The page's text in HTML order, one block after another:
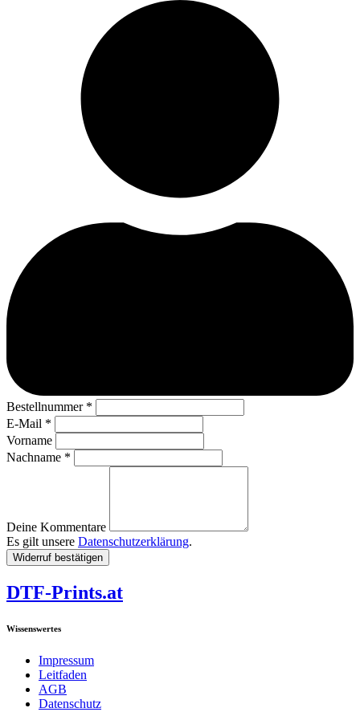
Bestellnummer *
E-Mail *
Vorname
Nachname *
Deine Kommentare
Es gilt unsere Datenschutzerklärung.
Widerruf bestätigen
DTF-Prints.at
Wissenswertes
Impressum
Leitfaden
AGB
Datenschutz